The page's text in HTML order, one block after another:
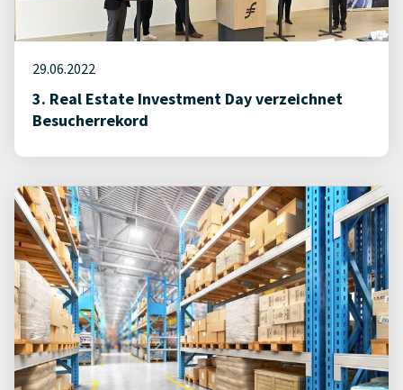
29.06.2022
3. Real Estate Investment Day verzeichnet
Besucherrekord